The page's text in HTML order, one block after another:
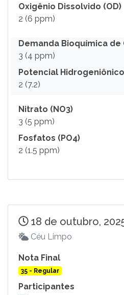
Oxigênio Dissolvido (OD)
2 (6 ppm)
Demanda Bioquímica de
3 (4 ppm)
Potencial
2 (7.2)
Nitrato (NO3)
3 (5 ppm)
Fosfatos (PO4)
2 (1.5 ppm)
18 de outubro,
Céu Limpo
Nota Final
35 - Regular
Participantes